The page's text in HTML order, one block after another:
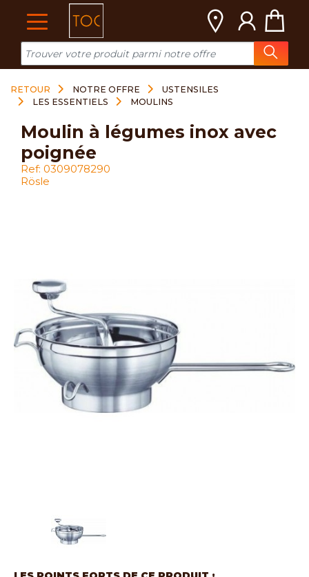
RETOUR NOTRE OFFRE
USTENSILES
LES ESSENTIELS
MOULINS
moulin à légumes inox avec
poignée
Ref: 0309078290
Rösle
Cookies management panel